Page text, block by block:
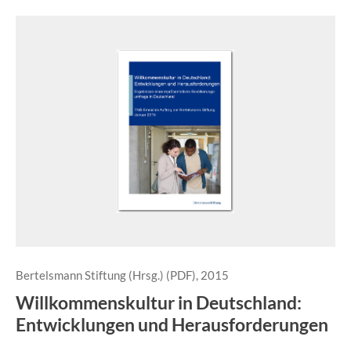
Bertelsmann Stiftung (Hrsg.) (PDF), 2015
Willkommenskultur in Deutschland:
Entwicklungen und Herausforderungen